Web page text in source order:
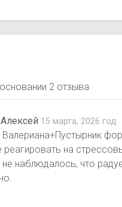
2 отзыва
Алексей 15 марта, 2026 год
реагировать на
наблюдалось, что